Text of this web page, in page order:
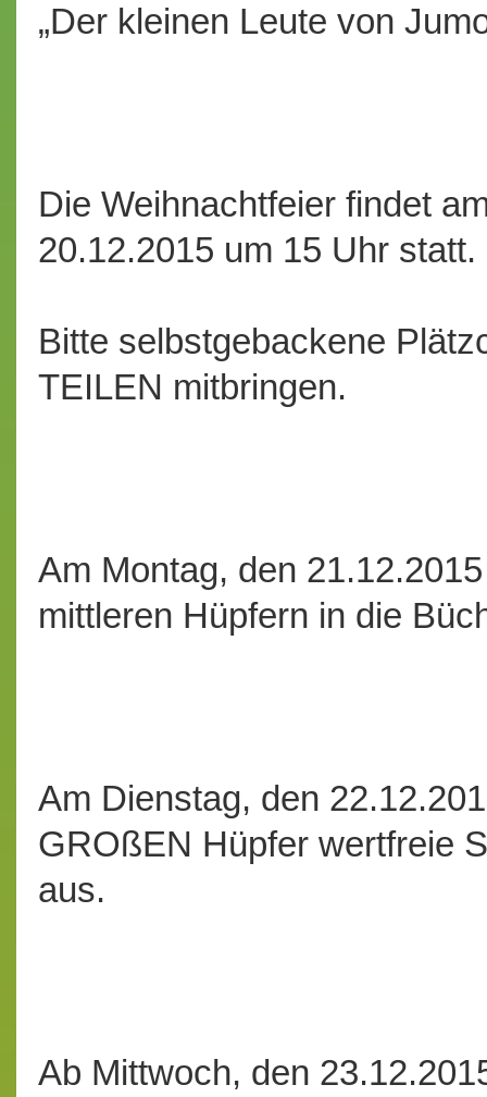
„Der kleinen Leute von
Die Weihnachtfeier findet
20.12.2015 um 15 Uhr statt.
Bitte selbstgebackene
TEILEN mitbringen.
Am Montag, den
mittleren Hüpfern in die
Am Dienstag, den
GROßEN Hüpfer wertfreie
aus.
Ab Mittwoch, den